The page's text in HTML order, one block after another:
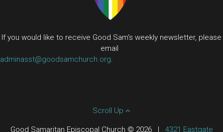
If you would like to receive Good Sam's weekly newsletter, please
email
adminasst@goodsamchurch.org
Scroll Up
Good Samaritan Episcopal Church © 2026 | 4321 Eastgate